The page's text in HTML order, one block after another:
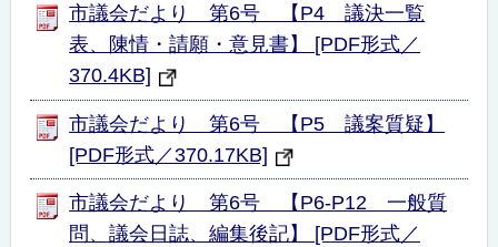
市議会だより 第6号 【P4 議決一覧
表、陳情・請願・意見書】 [PDF形式／
370.4KB]
市議会だより 第6号 【P5 議案質疑】
[PDF形式／370.17KB]
市議会だより 第6号 【P6-P12 一般質
問、議会日誌、編集後記】 [PDF形式／